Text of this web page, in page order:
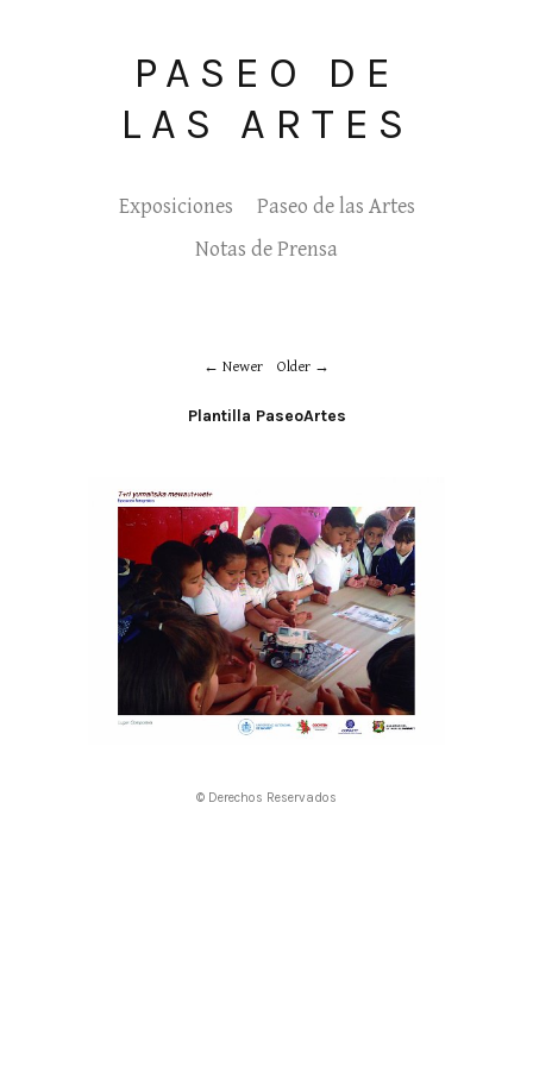
PASEO DE
LAS ARTES
Exposiciones
Paseo de las Artes
Notas de Prensa
Newer Older
Plantilla PaseoArtes
© Derechos Reservados